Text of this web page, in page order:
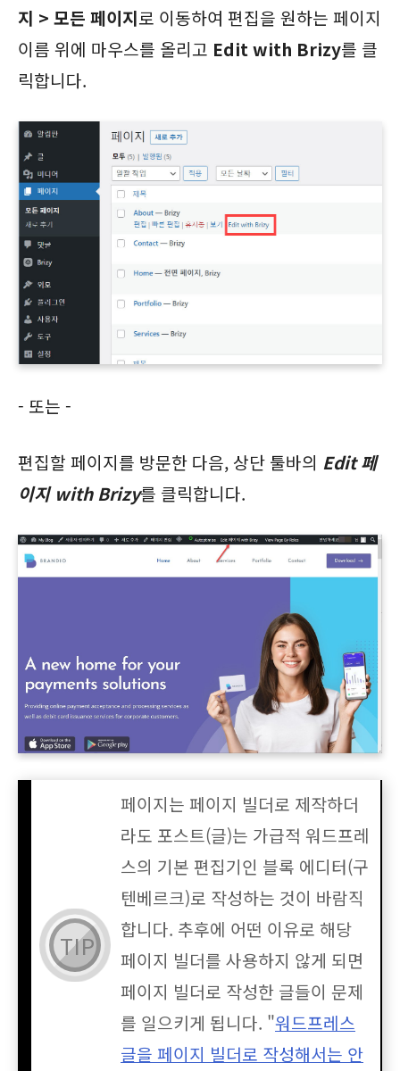
지 > 모든 페이지로 이동하여 편집을 원하는 페이지
이름 위에 마우스를 올리고 Edit with Brizy를 클
릭합니다.
- 또는 -
편집할 페이지를 방문한 다음, 상단 툴바의 Edit 페
이지 with Brizy를 클릭합니다.
페이지는 페이지 빌더로 제작하더
라도 포스트(글)는 가급적 워드프레
스의 기본 편집기인 블록 에디터(구
텐베르크)로 작성하는 것이 바람직
합니다. 추후에 어떤 이유로 해당
페이지 빌더를 사용하지 않게 되면
페이지 빌더로 작성한 글들이 문제
를 일으키게 됩니다. "워드프레스
글을 페이지 빌더로 작성해서는 안